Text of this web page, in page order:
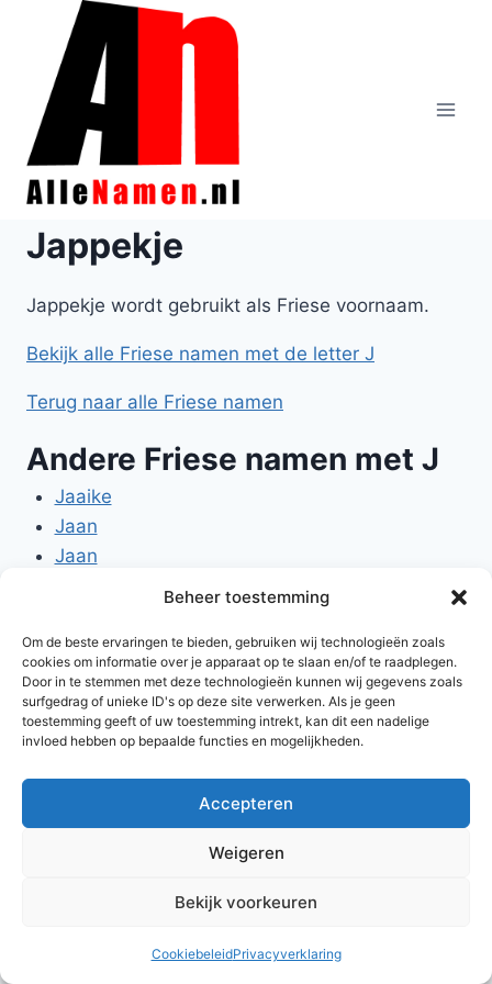
Beheer toestemming
Om de beste ervaringen te bieden, gebruiken wij technologieën zoals
cookies om informatie over je apparaat op te slaan en/of te raadplegen.
Door in te stemmen met deze technologieën kunnen wij gegevens zoals
surfgedrag of unieke ID's op deze site verwerken. Als je geen
toestemming geeft of uw toestemming intrekt, kan dit een nadelige
invloed hebben op bepaalde functies en mogelijkheden.
Accepteren
Weigeren
Bekijk voorkeuren
CookiebeleidPrivacyverklaring
Doorgaan
inhoud
Jappekje
Jappekje wordt gebruikt als Friese voornaam.
Bekijk alle Friese namen met de letter J
Terug naar alle Friese namen
Andere Friese namen met J
Jaaike
Jaan
Jaan
Jike
© 2026 AlleNamen.nl